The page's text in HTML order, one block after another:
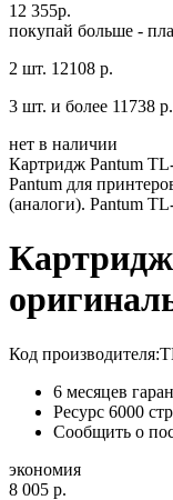
12 355р.
покупай больше -
2 шт. 12108 р.
3 шт. и более 11738 р.
нет в наличии
Картридж Pantum
Pantum для
(аналоги). Pantum
Код производителя:
6 месяцев
Ресурс 6000
Сообщить о
экономия
8 005 р.